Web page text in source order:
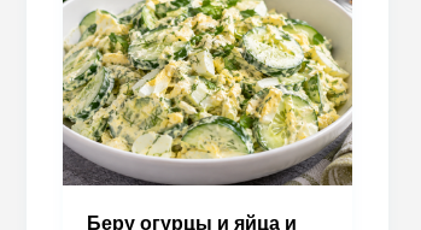
Беру огурцы и яйца и